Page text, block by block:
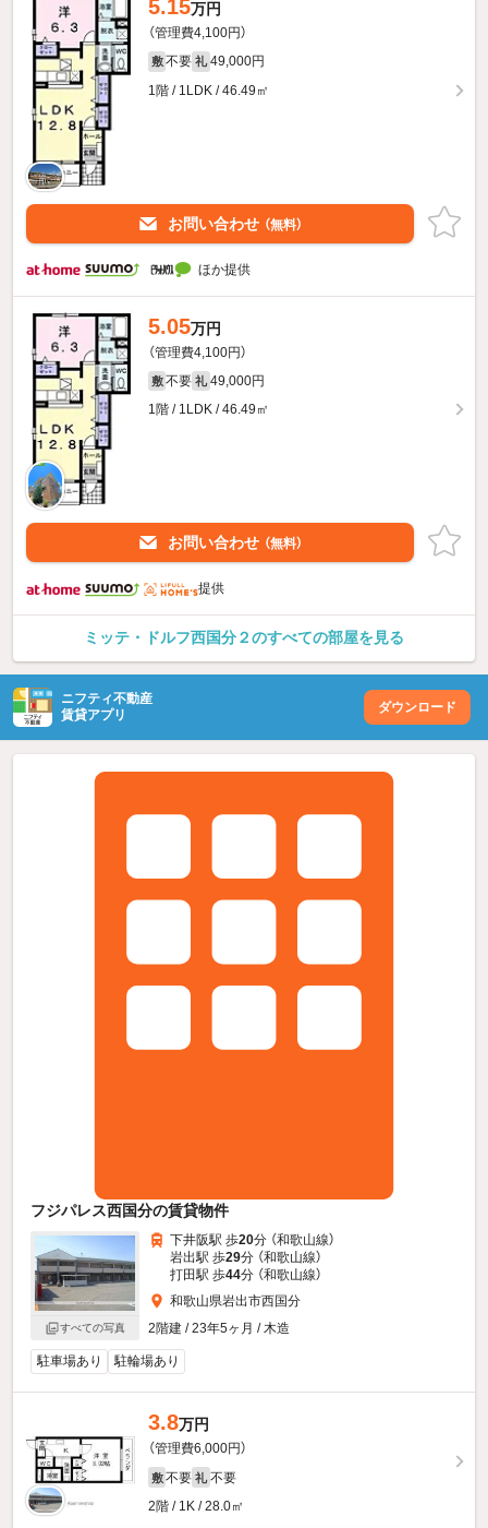
5.15万円
（管理費4,100円）
敷 不要 礼 49,000円
1階 / 1LDK / 46.49㎡
お問い合わせ （無料）
ほか提供
5.05万円
（管理費4,100円）
敷 不要 礼 49,000円
1階 / 1LDK / 46.49㎡
お問い合わせ （無料）
提供
ミッテ・ドルフ西国分２のすべての部屋を見る
ニフティ不動産
賃貸アプリ
ダウンロード
フジパレス西国分の賃貸物件
すべての写真
下井阪駅 歩20分 （和歌山線）
岩出駅 歩29分 （和歌山線）
打田駅 歩44分 （和歌山線）
和歌山県岩出市西国分
2階建 / 23年5ヶ月 / 木造
駐車場あり 駐輪場あり
3.8万円
（管理費6,000円）
敷 不要 礼 不要
2階 / 1K / 28.0㎡